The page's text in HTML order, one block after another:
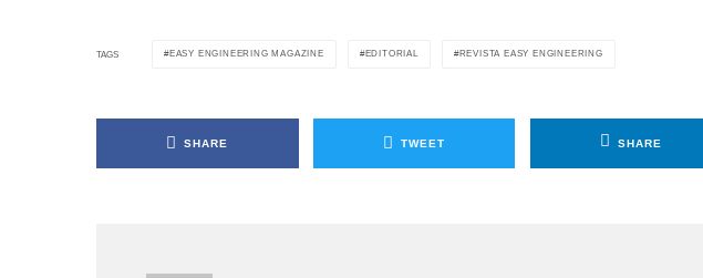
TAGS EASY ENGINEERING MAGAZINE EDITORIAL REVISTA EASY ENGINEERING
SHARE TWEET SHARE